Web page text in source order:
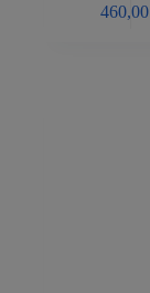
460,00